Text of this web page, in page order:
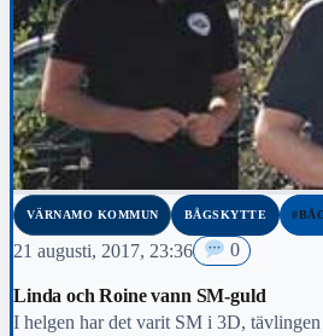
VÄRNAMO KOMMUN BÅGSKYTTE
21 augusti, 2017, 23:36 0
Linda och Roine vann SM-guld
I helgen har det varit SM i 3D,